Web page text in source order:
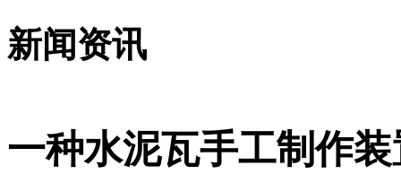
新闻资讯
一种水泥瓦手工制作